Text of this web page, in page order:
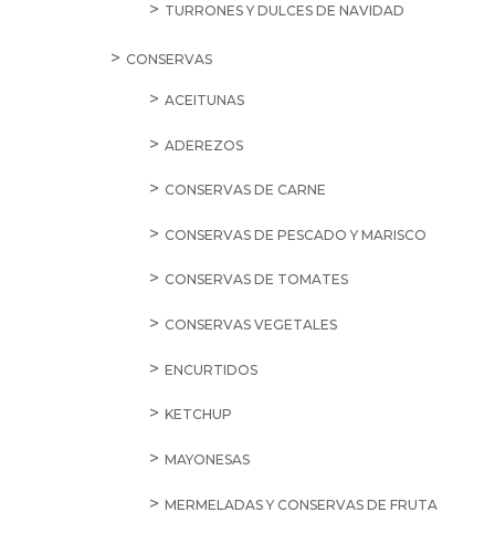
TURRONES Y DULCES DE NAVIDAD
CONSERVAS
ACEITUNAS
ADEREZOS
CONSERVAS DE CARNE
CONSERVAS DE PESCADO Y MARISCO
CONSERVAS DE TOMATES
CONSERVAS VEGETALES
ENCURTIDOS
KETCHUP
MAYONESAS
MERMELADAS Y CONSERVAS DE FRUTA